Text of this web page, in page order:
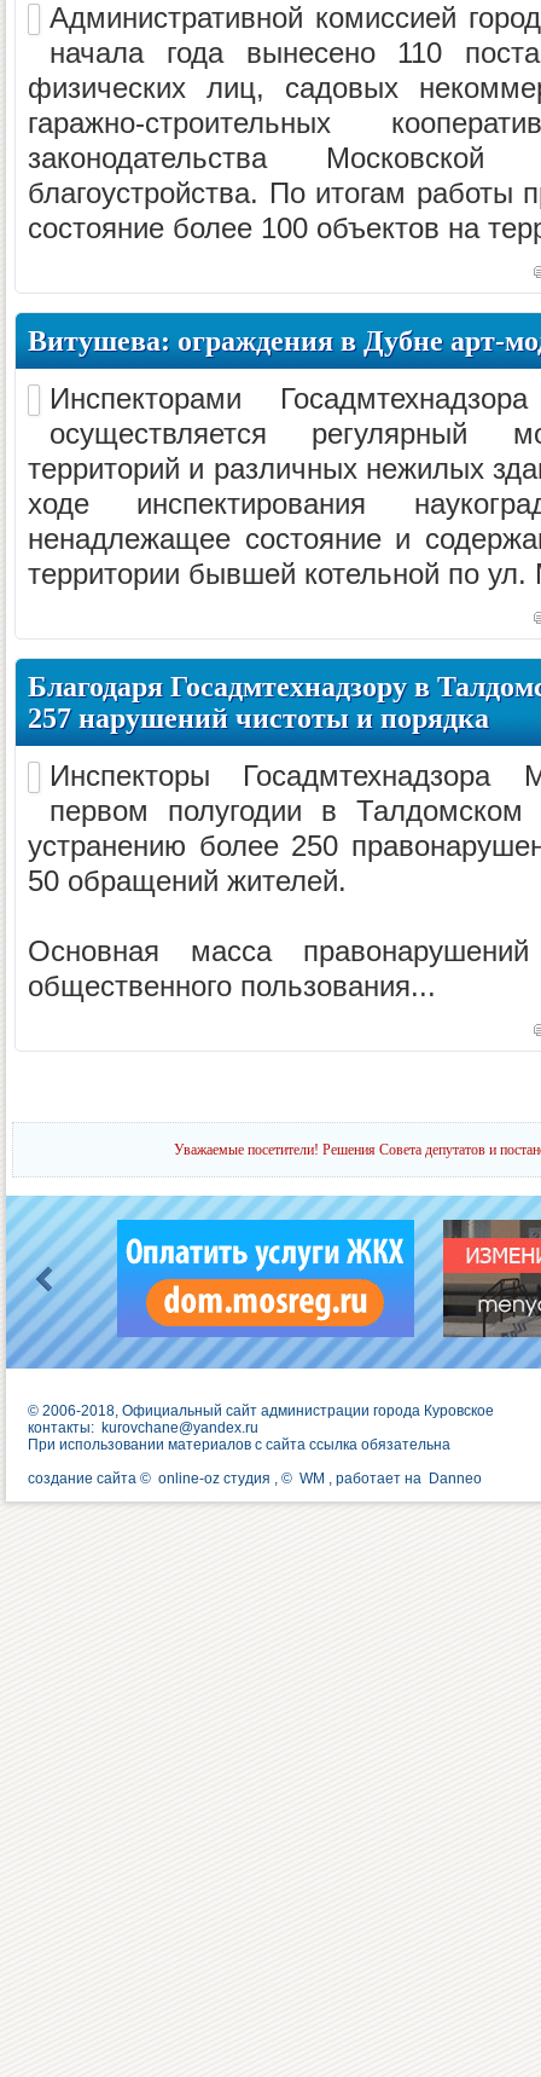
Административной комиссией
начала года вынесено 110
физических лиц, садовых
гаражно-строительных
законодательства
благоустройства. По итогам работы
состояние более 100 объектов на
Витушева: ограждения в Дубне арт-
Инспекторами
осуществляется регулярный
территорий и различных нежилых
ходе инспектирования
ненадлежащее состояние и
территории бывшей котельной по
Благодаря Госадмтехнадзору в
257 нарушений чистоты и порядка
Инспекторы Госадмтехнадзора
первом полугодии в Талдомском
устранению более 250
50 обращений жителей.
Основная масса
общественного пользования...
Уважаемые посетители! Решения Совета депутатов и
© 2006-2018, Официальный сайт администрации города Куровское
контакты: kurovchane@yandex.ru
При использовании материалов с сайта ссылка обязательна
создание сайта © online-oz студия , © WM , работает на Danneo